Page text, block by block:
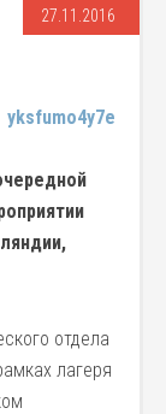
27.11.2016
отдела
лагеря